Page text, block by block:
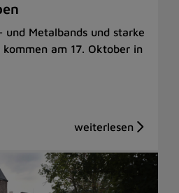
und Metalbands und starke
am 17. Oktober in